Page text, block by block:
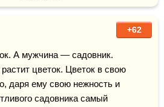
+62
А мужчина — садовник.
цветок. Цветок в свою
садовника самый